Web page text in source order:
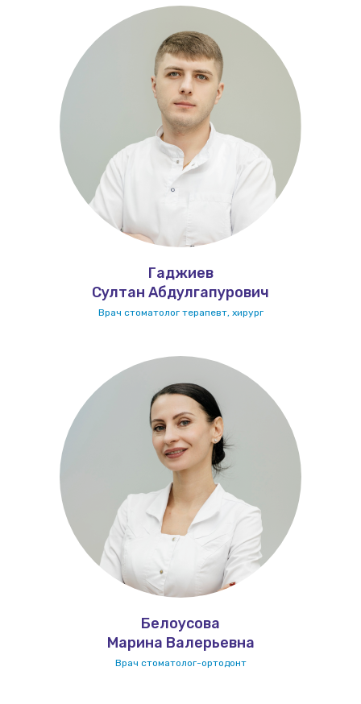
Гаджиев
Султан Абдулгапурович
Врач стоматолог терапевт, хирург
Белоусова
Марина Валерьевна
Врач стоматолог-ортодонт